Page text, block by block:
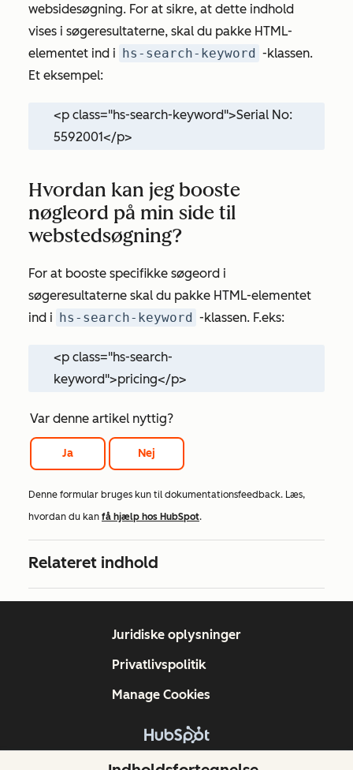
websidesøgning. For at sikre, at dette indhold
vises i søgeresultaterne, skal du pakke HTML-
elementet ind i hs-search-keyword -klassen.
Et eksempel:
<p class="hs-search-keyword">Serial No:
5592001</p>
Hvordan kan jeg booste
nøgleord på min side til
webstedsøgning?
For at booste specifikke søgeord i
søgeresultaterne skal du pakke HTML-elementet
ind i hs-search-keyword -klassen. F.eks:
<p class="hs-search-
keyword">pricing</p>
Var denne artikel nyttig?
Ja Nej
Denne formular bruges kun til dokumentationsfeedback. Læs,
hvordan du kan få hjælp hos HubSpot.
Relateret indhold
Copyright © 2026 HubSpot, Inc.
Juridiske oplysninger
Privatlivspolitik
Manage Cookies